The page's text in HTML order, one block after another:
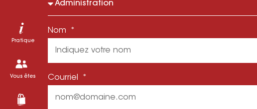
Pratique
Vous êtes
Nom
Courriel